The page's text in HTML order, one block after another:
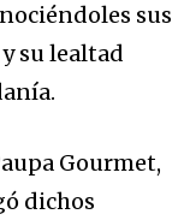
sus
su lealtad
Gourmet,
dichos